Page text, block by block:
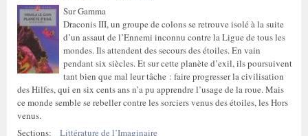
Sur Gamma
Draconis III, un groupe de colons se retrouve isolé à la suite
d’un assaut de l’Ennemi inconnu contre la Ligue de tous les
mondes. Ils attendent des secours des étoiles. En vain
pendant six siècles. Et sur cette planète d’exil, ils poursuivent
tant bien que mal leur tâche : faire progresser la civilisation
des Hilfes, qui en six cents ans n’a pu apprendre l’usage de la roue. Mais
ce monde semble se rebeller contre les sorciers venus des étoiles, les Hors
venus.
Sections:
Littérature de l’Imaginaire